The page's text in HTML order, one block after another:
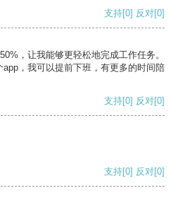
支持[0] 反对[0]
，让我能够更轻松地完成工作任务。
，我可以提前下班，有更多的时间陪
支持[0] 反对[0]
支持[0] 反对[0]